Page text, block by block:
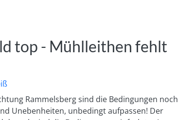
top - Mühlleithen fehlt
Rammelsberg sind die Bedingungen noch
Unebenheiten, unbedingt aufpassen! Der